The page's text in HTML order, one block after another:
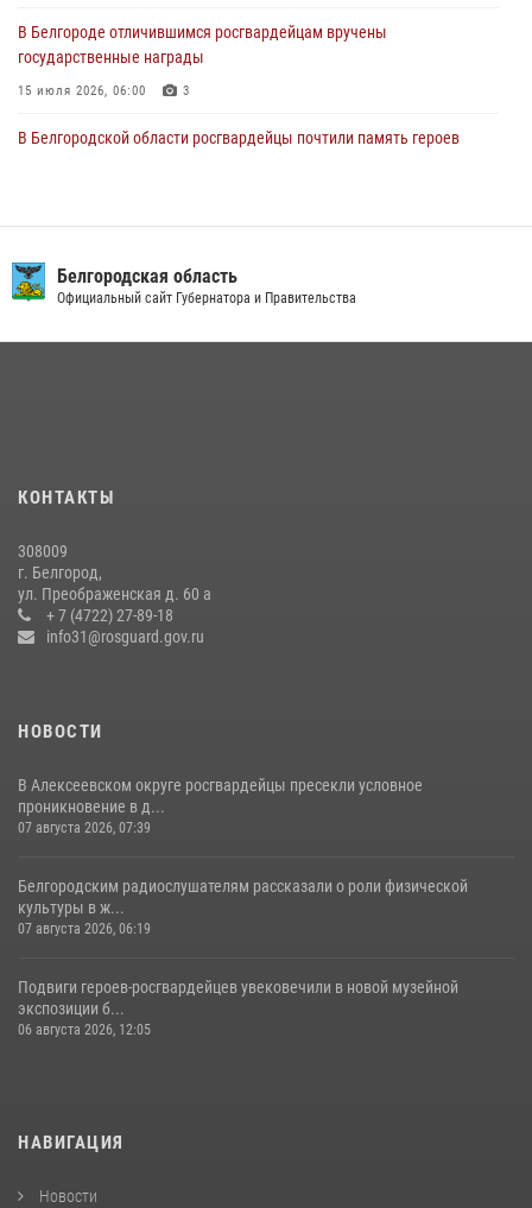
В Белгороде отличившимся росгвардейцам вручены
государственные награды
15 июля 2026, 06:00 3
В Белгородской области росгвардейцы почтили память героев
беседу по профилактике аварийности
09 июля 2026, 10:07
Белгородский росгвардеец стал победителем юбилейного
чемпионата войск национальной гвардии Российской Федерации по
боксу
07 июля 2026, 16:59
Белгородская область
Официальный сайт Губернатора и Правительства
КОНТАКТЫ
308009
г. Белгород,
ул. Преображенская д. 60 а
+ 7 (4722) 27-89-18
info31@rosguard.gov.ru
НОВОСТИ
В Алексеевском округе росгвардейцы пресекли условное
проникновение в д...
07 августа 2026, 07:39
Белгородским радиослушателям рассказали о роли физической
культуры в ж...
07 августа 2026, 06:19
Подвиги героев‑росгвардейцев увековечили в новой музейной
экспозиции б...
06 августа 2026, 12:05
НАВИГАЦИЯ
Новости